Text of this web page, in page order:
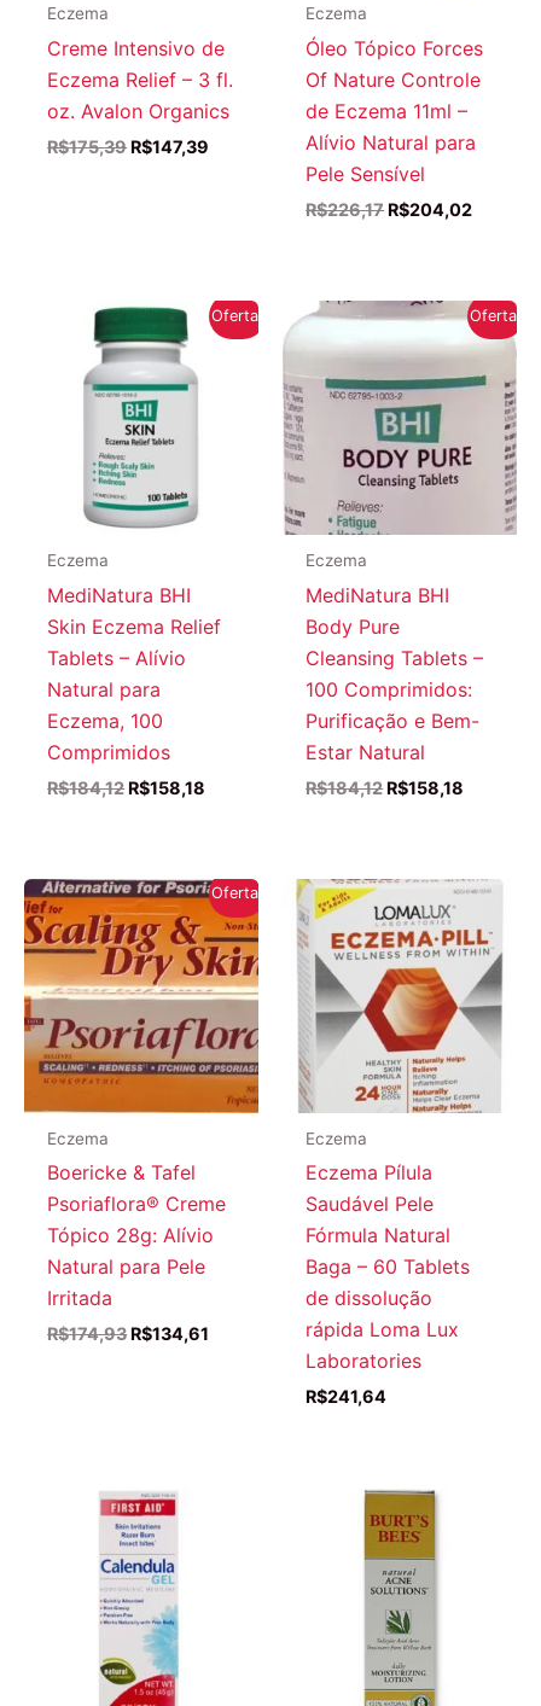
Eczema
Creme Intensivo de
Eczema Relief – 3 fl.
oz. Avalon Organics
R$175,39 O
R$147,39
Eczema
Óleo Tópico Forces
Of Nature Controle
de Eczema 11ml –
Alívio Natural para
Pele Sensível
R$226,17 O
R$204,02O
Oferta!
Eczema
MediNatura BHI
Skin Eczema Relief
Tablets – Alívio
Natural para
Eczema, 100
Comprimidos
R$184,12 O
R$158,18
Oferta!
Eczema
MediNatura BHI
Body Pure
Cleansing Tablets –
100 Comprimidos:
Purificação e Bem-
Estar Natural
R$184,12 O
R$158,18
Oferta!
Eczema
Boericke & Tafel
Psoriaflora® Creme
Tópico 28g: Alívio
Natural para Pele
Irritada
R$174,93 O
R$134,61
Eczema
Eczema Pílula
Saudável Pele
Fórmula Natural
Baga – 60 Tablets
de dissolução
rápida Loma Lux
Laboratories
R$241,64